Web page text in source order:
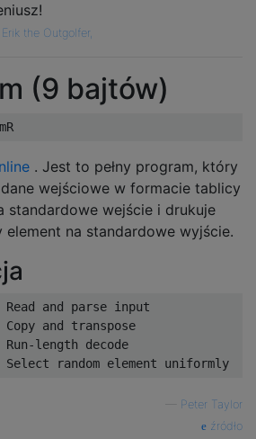
Erik the Outgolfer,
(9 bajtów)
. Jest to pełny program, który
wejściowe w formacie tablicy
standardowe wejście i drukuje
element na standardowe wyjście.
and parse input
Copy and transpose
length decode
Peter Taylor
źródło